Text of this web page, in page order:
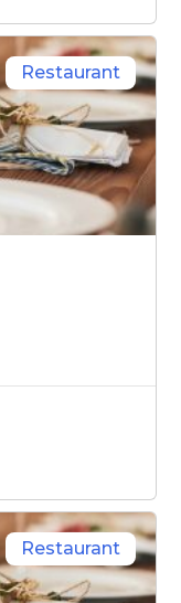
Restaurant
Restaurant